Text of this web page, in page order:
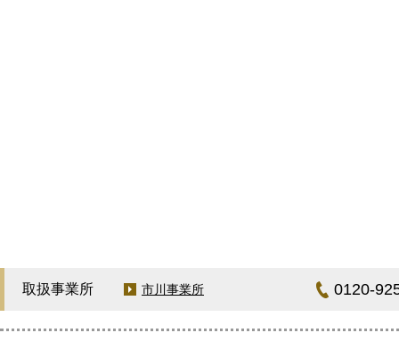
取扱事業所 市川事業所 0120-